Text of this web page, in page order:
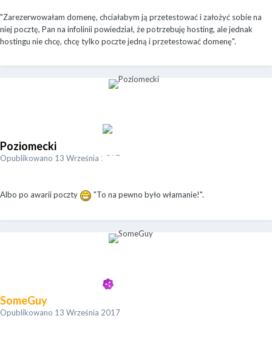
"Zarezerwowałam domenę, chciałabym ją przetestować i założyć sobie na
niej pocztę, Pan na infolinii powiedział, że potrzebuję hosting, ale jednak
hostingu nie chcę, chcę tylko poczte jedną i przetestować domenę".
Poziomecki
Opublikowano 13 Września 2017
Albo po awarii poczty "To na pewno było włamanie!".
SomeGuy
Opublikowano 13 Września 2017